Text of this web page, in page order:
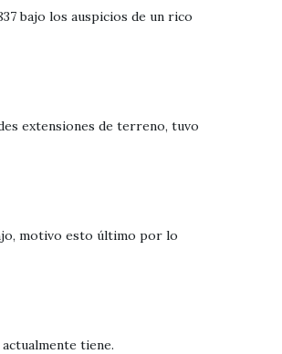
bajo los auspicios de un rico
extensiones de terreno, tuvo
motivo esto último por lo
tiene.